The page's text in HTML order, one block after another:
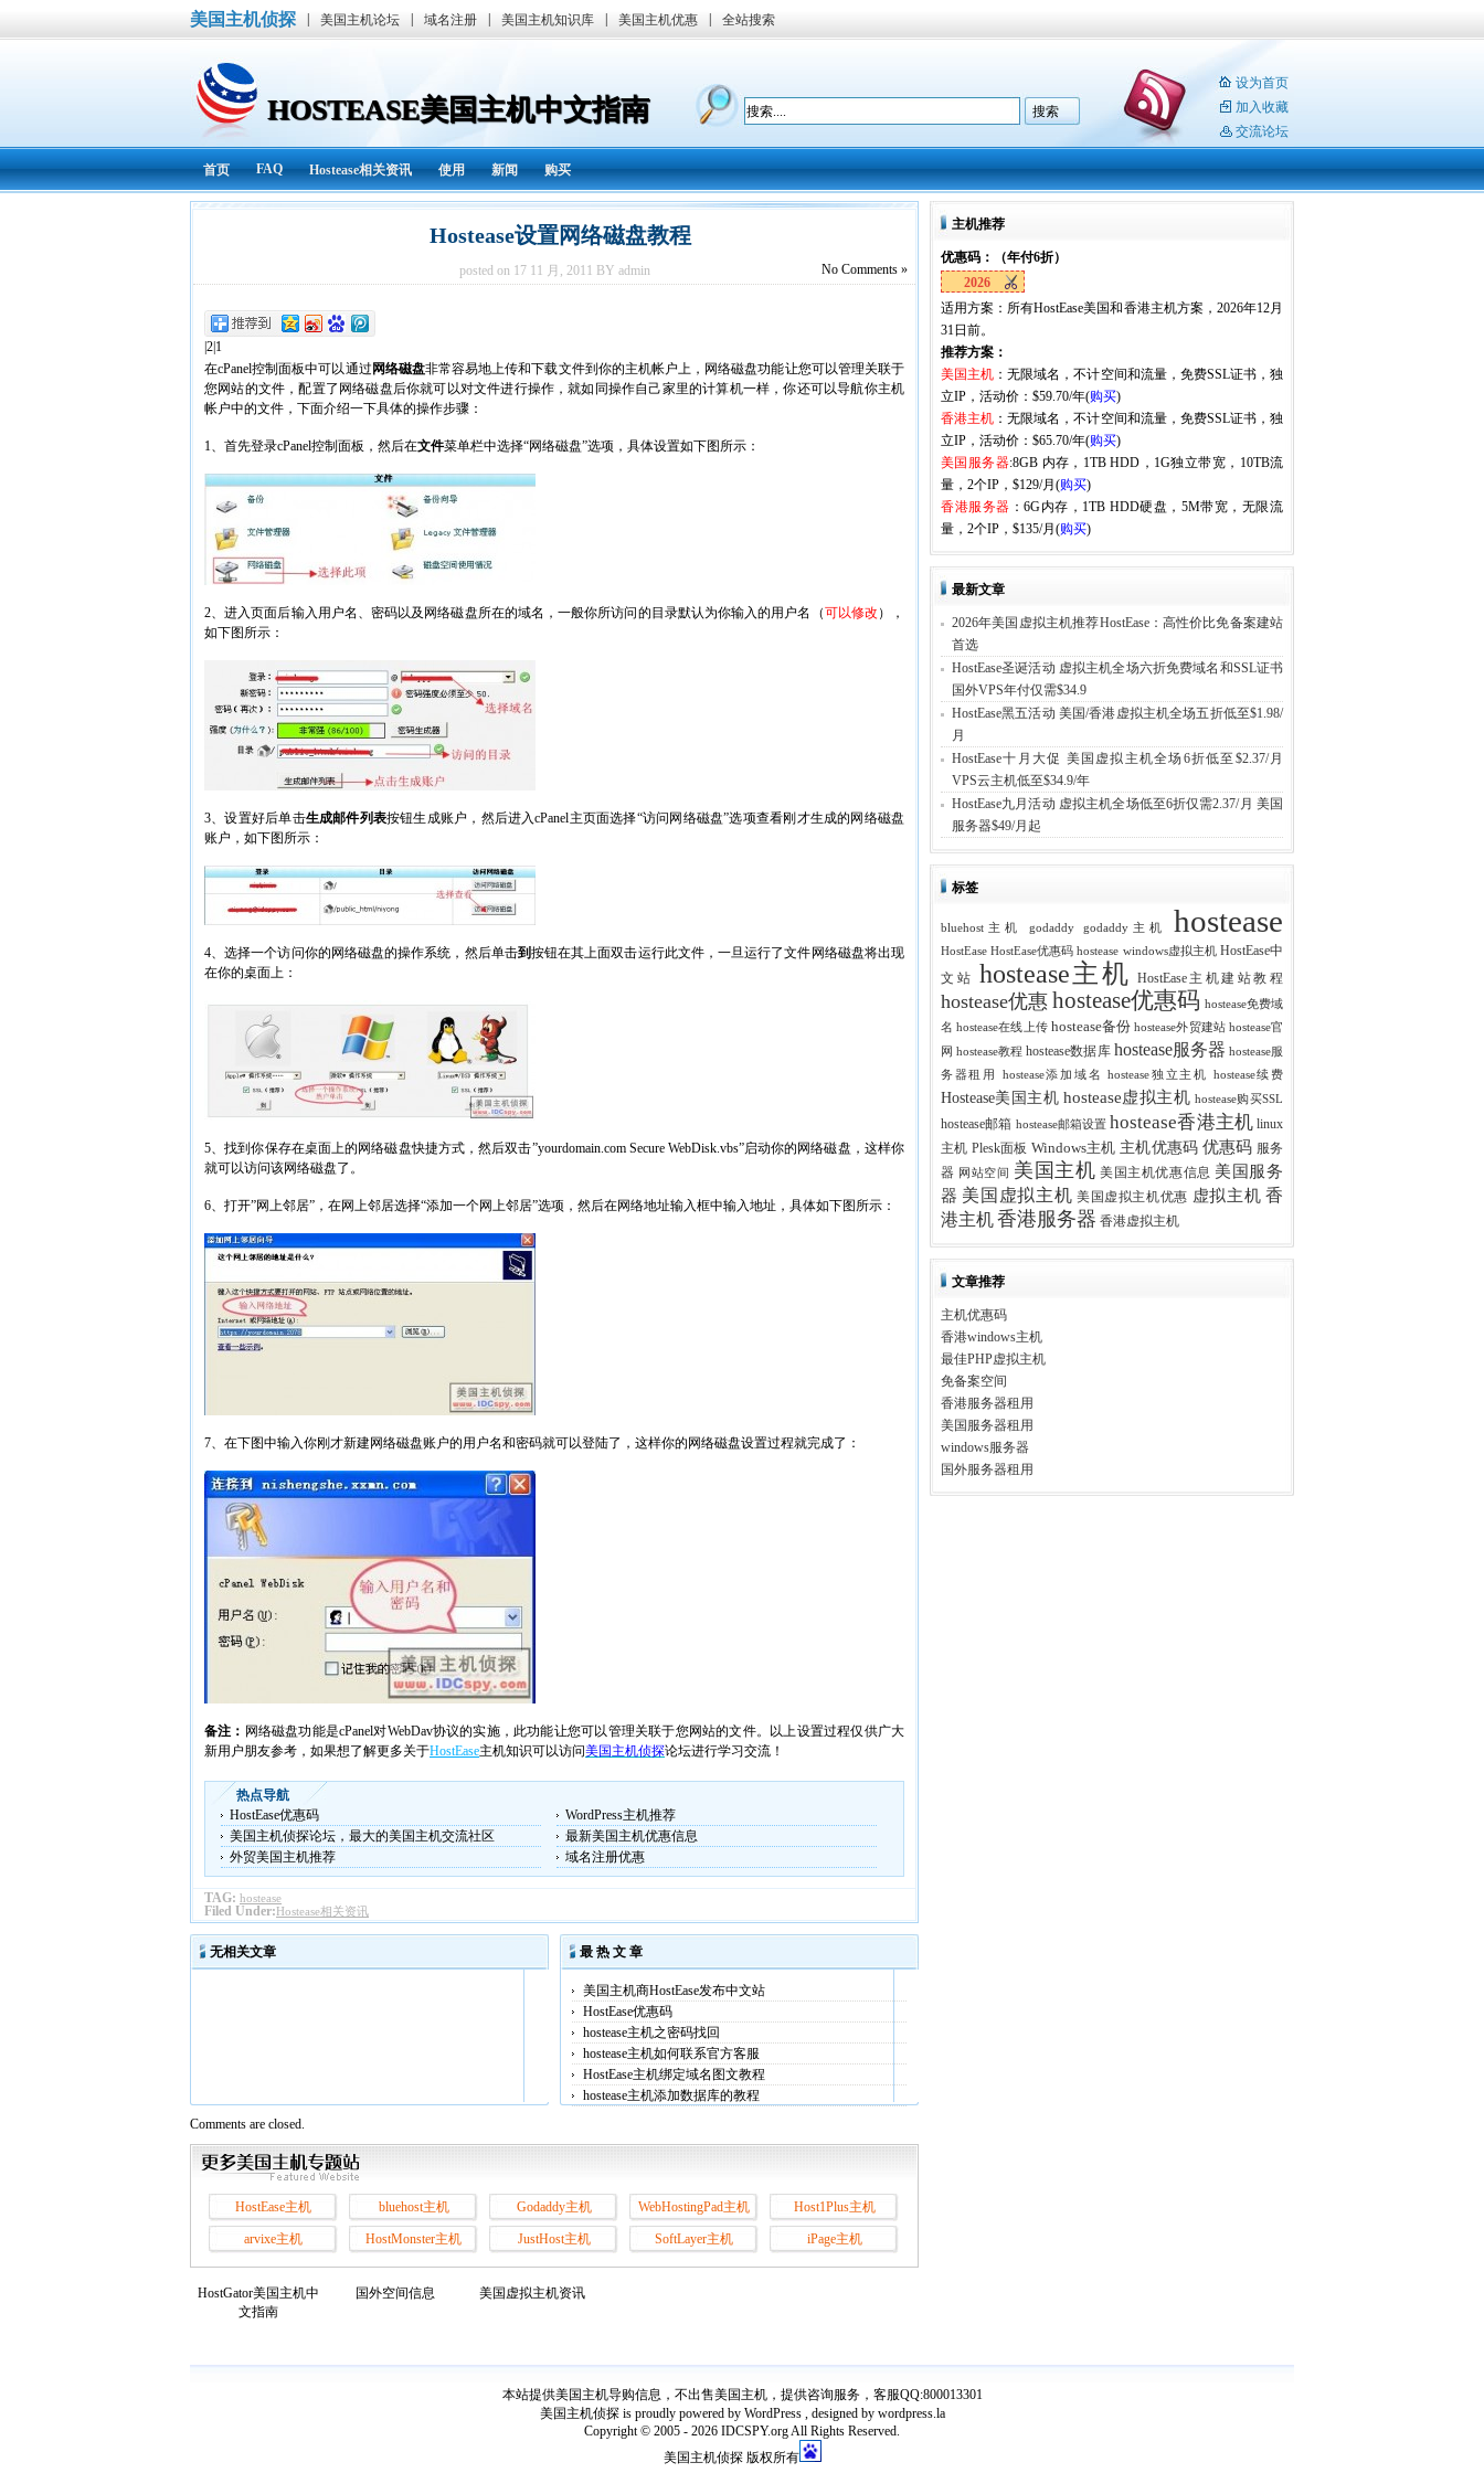
美国主机侦探 美国主机论坛 域名注册 美国主机知识库 美国主机优惠 全站搜索
HOSTEASE美国主机中文指南
设为首页
加入收藏
交流论坛
首页 FAQ Hostease相关资讯 使用 新闻 购买
Hostease设置网络磁盘教程
posted on 17 11 月, 2011 BY admin No Comments »
|2|1
在cPanel控制面板中可以通过 网络磁盘非常容易地上传和下载文件到你的主机帐户上，网络磁盘功能让您可以管理关联于
您网站的文件，配置了网络磁盘后你就可以对文件进行操作，就如同操作自己家里的计算机一样，你还可以导航你主机
帐户中的文件，下面介绍一下具体的操作步骤：
1、首先登录cPanel控制面板，然后在文件菜单栏中选择“网络磁盘”选项，具体设置如下图所示：
2、进入页面后输入用户名、密码以及网络磁盘所在的域名，一般你所访问的目录默认为你输入的用户名（可以修改 ），
如下图所示：
3、设置好后单击生成邮件列表按钮生成账户，然后进入cPanel主页面选择“访问网络磁盘”选项查看刚才生成的网络磁盘
账户， 如下图所示：
4、选择一个访问你的网络磁盘的操作系统，然后单击到按钮在其上面双击运行此文件，一旦运行了文件网络磁盘将出现
在你的桌面上：
5、找到你保存在桌面上的网络磁盘快捷方式，然后双击”yourdomain.com Secure WebDisk.vbs”启动你的网络磁盘，这样你
就可以访问该网络磁盘了。
6、打开”网上邻居”，在网上邻居选择“添加一个网上邻居”选项，然后在网络地址输入框中输入地址，具体如下图所示：
7、在下图中输入你刚才新建网络磁盘账户的用户名和密码就可以登陆了，这样你的网络磁盘设置过程就完成了：
备注： 网络磁盘功能是cPanel对WebDav协议的实施，此功能让您可以管理关联于您网站的文件。以上设置过程仅供广大
新用户朋友参考，如果想了解更多关于HostEase主机知识可以访问美国主机侦探论坛进行学习交流！
热点导航
HostEase优惠码
WordPress主机推荐
美国主机侦探论坛，最大的美国主机交流社区
最新美国主机优惠信息
外贸美国主机推荐
域名注册优惠
TAG: hostease
Filed Under:Hostease相关资讯
无相关文章 最 热 文 章
美国主机商HostEase发布中文站
HostEase优惠码
hostease主机之密码找回
hostease主机如何联系官方客服
HostEase主机绑定域名图文教程
hostease主机添加数据库的教程
Comments are closed.
HostEase主机 bluehost主机 Godaddy主机 WebHostingPad主机 Host1Plus主机
arvixe主机 HostMonster主机 JustHost主机 SoftLayer主机 iPage主机
主机推荐
优惠码：（年付6折）
2026
适用方案：所有HostEase美国和香港主机方案，2026年12月
31日前。
推荐方案：
美国主机 ：无限域名，不计空间和流量，免费SSL证书，独
立IP，活动价：$59.70/年(购买)
香港主机 ：无限域名，不计空间和流量，免费SSL证书，独
立IP，活动价：$65.70/年(购买)
美国服务器:8GB 内存，1TB HDD，1G独立带宽，10TB流
量，2个IP，$129/月(购买)
香港服务器 ：6G内存，1TB HDD硬盘，5M带宽，无限流
量，2个IP，$135/月(购买)
最新文章
2026年美国虚拟主机推荐HostEase：高性价比免备案建站
首选
HostEase圣诞活动 虚拟主机全场六折免费域名和SSL证书
国外VPS年付仅需$34.9
HostEase黑五活动 美国/香港虚拟主机全场五折低至$1.98/
月
HostEase十月大促 美国虚拟主机全场6折低至$2.37/月
VPS云主机低至$34.9/年
HostEase九月活动 虚拟主机全场低至6折仅需2.37/月 美国
服务器$49/月起
标签
bluehost主机 godaddy godaddy主机 hostease
HostEase HostEase优惠码 hostease windows虚拟主机 HostEase中
文站 hostease主机 HostEase主机建站教程
hostease优惠 hostease优惠码 hostease免费域
名 hostease在线上传 hostease备份 hostease外贸建站 hostease官
网 hostease教程 hostease数据库 hostease服务器 hostease服
务器租用
hostease添加域名 hostease独立主机 hostease续费
Hostease美国主机 hostease虚拟主机 hostease购买SSL
hostease邮箱 hostease邮箱设置 hostease香港主机 linux
主机 Plesk面板 Windows主机 主机优惠码 优惠码 服务
器 网站空间 美国主机 美国主机优惠信息 美国服务
器 美国虚拟主机 美国虚拟主机优惠 虚拟主机 香
港主机香港服务器 香港虚拟主机
文章推荐
主机优惠码
香港windows主机
最佳PHP虚拟主机
免备案空间
香港服务器租用
美国服务器租用
windows服务器
国外服务器租用
HostGator美国主机中
文指南
国外空间信息 美国虚拟主机资讯
本站提供美国主机导购信息，不出售美国主机，提供咨询服务，客服QQ:800013301
美国主机侦探 is proudly powered by WordPress , designed by wordpress.la
Copyright © 2005 - 2026 IDCSPY.org All Rights Reserved.
美国主机侦探 版权所有